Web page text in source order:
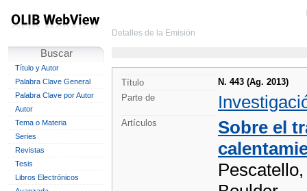
Buscar
Título y Autor
Palabra Clave General
Palabra Clave por Autor
Autor
Tema o Materia
Series
Revistas
Tesis
Libros Electrónicos
Detalles de la Emisión
Título
N. 443 (Ag. 2013)
Parte de
Artículos
Sobre el